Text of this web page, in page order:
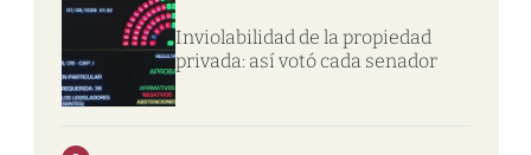
Inviolabilidad de la propiedad
privada: así votó cada senador